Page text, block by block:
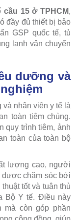
15 ở TPHCM,
đầy đủ thiết bị bảo
GSP quốc tế, tủ
lạnh vận chuyển
dưỡng và
nhân viên y tế là
toàn tiêm chủng.
quy trình tiêm, ảnh
toàn của toàn bộ
lượng cao, người
được chăm sóc bởi
tốt và tuân thủ
Bộ Y tế. Điều này
mà còn góp phần